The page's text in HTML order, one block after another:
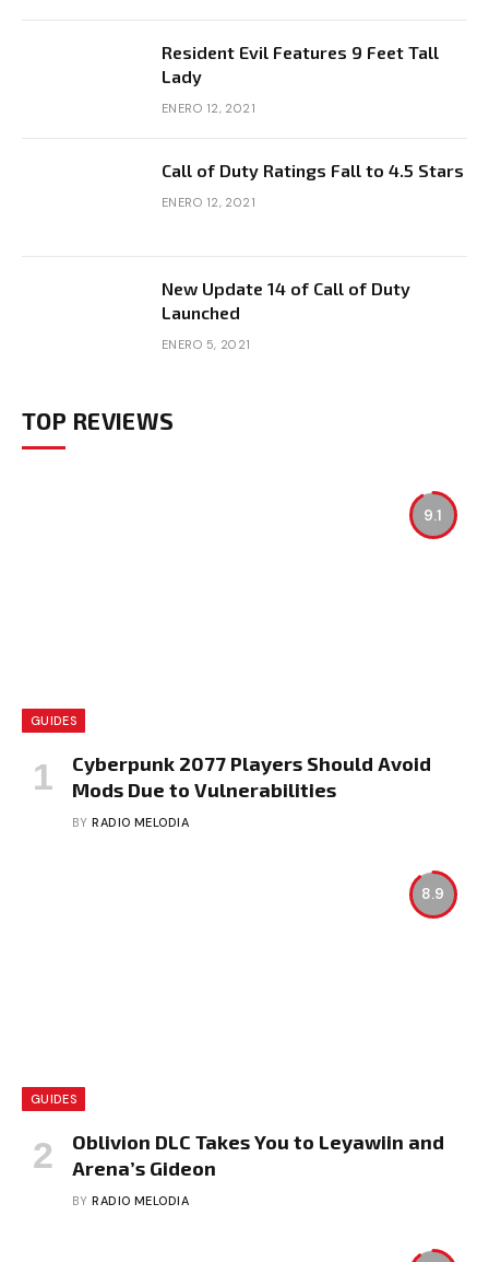
Resident Evil Features 9 Feet Tall
Lady
ENERO 12, 2021
Call of Duty Ratings Fall to 4.5 Stars
ENERO 12, 2021
New Update 14 of Call of Duty
Launched
ENERO 5, 2021
TOP REVIEWS
9.1
GUIDES
Cyberpunk 2077 Players Should Avoid
Mods Due to Vulnerabilities
BY RADIO MELODIA
8.9
GUIDES
Oblivion DLC Takes You to Leyawiin and
Arena’s Gideon
BY RADIO MELODIA